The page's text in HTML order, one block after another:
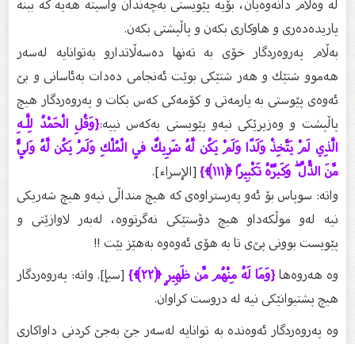
یاریدەدەری و هاوكاری بكەن و پاڵپشتی بكەن.
بەڵام پەروەردگار خۆی بە تەنها دەسەڵاتدارو بەتوانایە لەسەر
هەموو شتێك و هەر شتێكی بوێت ئەنجامی دەدات بەئاسانی و بێ‌
ئەوەی پێوستی بە یارمەتی و كۆمەكی كەس بكات و پەروەردگار هیچ
پاڵپشت و وەزیرێكی نیەو پێویستی بەكەس نییە:{وَقُلِ الْحَمْدُ لِلَّـهِ
الَّذِي لَمْ يَتَّخِذْ وَلَدًا وَلَمْ يَكُن لَّهُ شَرِيكٌ فِي الْمُلْكِ وَلَمْ يَكُن لَّهُ وَلِيٌّ
مِّنَ الذُّلِّ ۖ وَكَبِّرْهُ تَكْبِيرًا ﴿١١١﴾}
[الإسراء].
واتە: سوپاس بۆ ئەو پەرستراوەی كە هیچ منداڵی نیەو هیچ شەریكی
نیە لەو موڵكەداو هیچ دۆستێكی نەگرتووە، لەبەر لاوازێتی و
پێویست بوونی پێ‌ی تا بە هۆی ئەوەوە بەهێز بێت !!
وە هەروەها{وَمَا لَهُ مِنْهُم مِّن ظَهِيرٍ ﴿٢٢﴾}
[سبإ]. واتە: پەروەردگار
هیچ پشتیوانێكی نیە لە دروست كراوان.
وە پەروەردگار ئەوەندە بە توانایە لەسەر جێ‌ بەجێ‌ كردنی داواكاری